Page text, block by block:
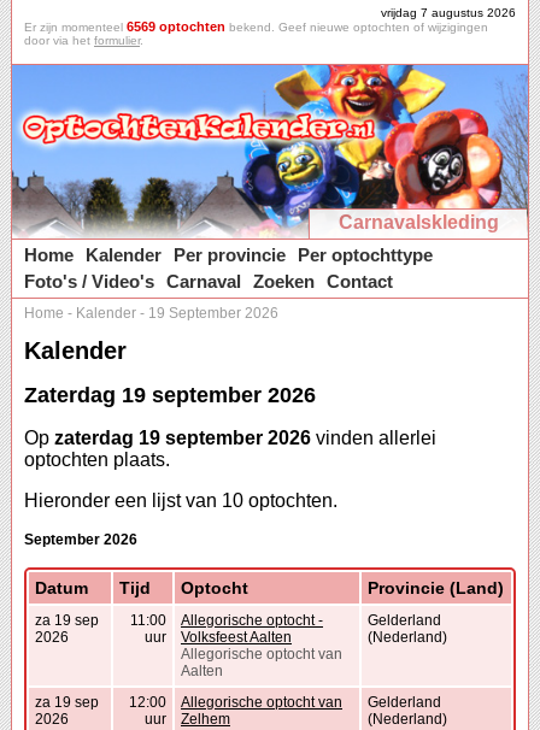
vrijdag 7 augustus 2026
Er zijn momenteel 6569 optochten bekend. Geef nieuwe optochten of wijzigingen
door via het formulier.
Carnavalskleding
Home
Kalender Per provincie
Per optochttype
Foto's / Video's Carnaval Zoeken Contact
Home - Kalender - 19 September 2026
Kalender
Zaterdag 19 september 2026
Op zaterdag 19 september 2026 vinden allerlei
optochten plaats.
Hieronder een lijst van 10 optochten.
September 2026
Datum Tijd Optocht Provincie (Land)
za 19 sep
2026
11:00
uur
Allegorische optocht -
Volksfeest Aalten
Allegorische optocht van
Aalten
Gelderland
(Nederland)
za 19 sep
2026
12:00
uur
Allegorische optocht van
Zelhem
Gelderland
(Nederland)